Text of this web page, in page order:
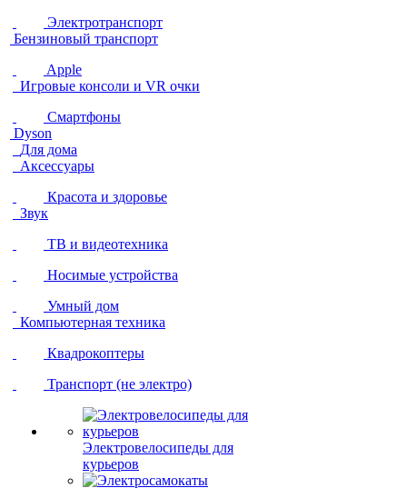
Электротранспорт
Бензиновый транспорт
Apple
Игровые консоли и VR очки
Смартфоны
Dyson
Для дома
Аксессуары
Красота и здоровье
Звук
ТВ и видеотехника
Носимые устройства
Умный дом
Компьютерная техника
Квадрокоптеры
Транспорт (не электро)
Электровелосипеды для
курьеров